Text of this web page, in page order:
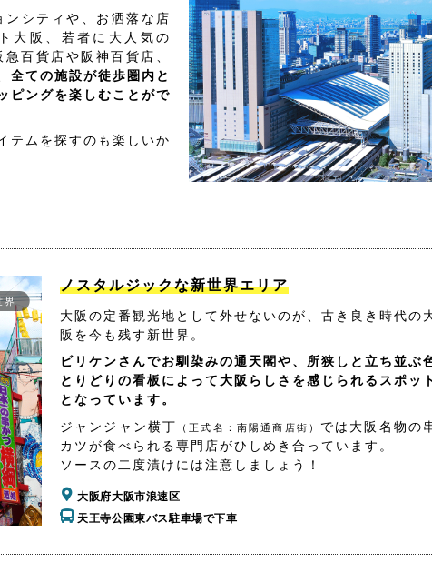
シティや、お洒落な店
大阪、若者に大人気の
急百貨店や阪神百貨店、
全ての施設が徒歩圏内と
ピングを楽しむことがで
テムを探すのも楽しいか
界
ノスタルジックな新世界エリア
大阪の定番観光地として外せないのが、古き良き時代の
阪を今も残す新世界。
ビリケンさんでお馴染みの通天閣や、所狭しと立ち並ぶ
とりどりの看板によって大阪らしさを感じられるスポッ
となっています。
ジャンジャン横丁
（正式名：南陽通商店街） では大阪名物の
カツが食べられる専門店がひしめき合っています。
ソースの二度漬けには注意しましょう！
大阪府大阪市浪速区
天王寺公園東バス駐車場で下車